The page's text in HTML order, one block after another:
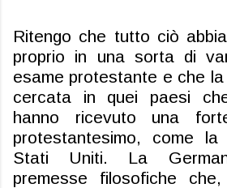
Ritengo che tutto ciò
proprio in una sorta di
esame protestante e che
cercata in quei paesi
hanno ricevuto una
protestantesimo, come
Stati Uniti. La
premesse filosofiche